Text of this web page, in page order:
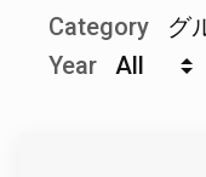
Category
Year